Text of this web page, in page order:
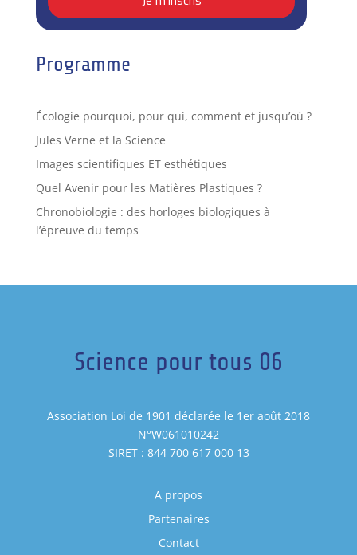
Programme
Écologie pourquoi, pour qui, comment et jusqu’où ?
Jules Verne et la Science
Images scientifiques ET esthétiques
Quel Avenir pour les Matières Plastiques ?
Chronobiologie : des horloges biologiques à
l’épreuve du temps
Science pour tous 06
Association Loi de 1901 déclarée le 1er août 2018
N°W061010242
SIRET : 844 700 617 000 13
A propos
Partenaires
Contact